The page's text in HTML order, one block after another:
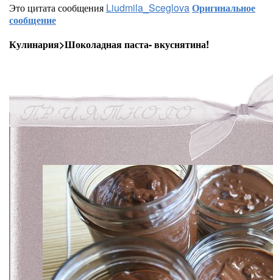
Это цитата сообщения Liudmila_SceglovaОригинальное
сообщение
Кулинария>Шоколадная паста- вкуснятина!